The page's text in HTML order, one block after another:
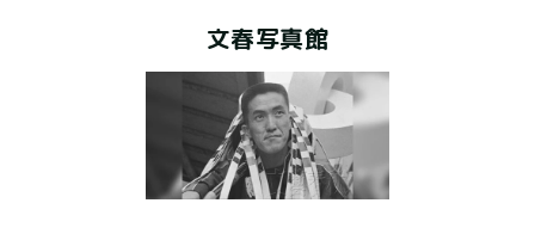
文春写真館